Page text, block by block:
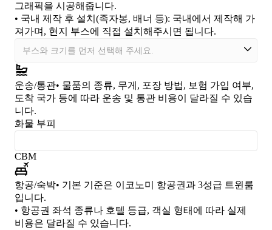
그래픽을 시공해줍니다.
• 국내 제작 후 설치(족자봉, 배너 등): 국내에서 제작해 가
져가며, 현지 부스에 직접 설치해주시면 됩니다.
운송/통관• 물품의 종류, 무게, 포장 방법, 보험 가입 여부,
도착 국가 등에 따라 운송 및 통관 비용이 달라질 수 있습
니다.
화물 부피
CBM
항공/숙박• 기본 기준은 이코노미 항공권과 3성급 트윈룸
입니다.
• 항공권 좌석 종류나 호텔 등급, 객실 형태에 따라 실제
비용은 달라질 수 있습니다.